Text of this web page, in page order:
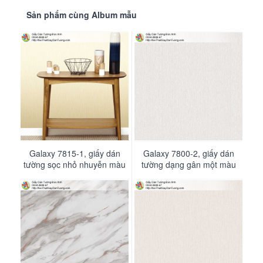
sản phẩm Galaxy này.
Sản phẩm cùng Album mẫu
Galaxy 7815-1, giấy dán
tường sọc nhỏ nhuyễn màu
dán tường Tphcm
Galaxy 7800-2, giấy dán
tường dạng gân một màu
Galaxy 7825-1, giấy dán
tường giả bê tông màu
thẳng
Galaxy 7838-2, giấy dán
tường giả vân đá marble